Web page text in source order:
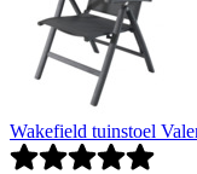
Wakefield tuinstoel